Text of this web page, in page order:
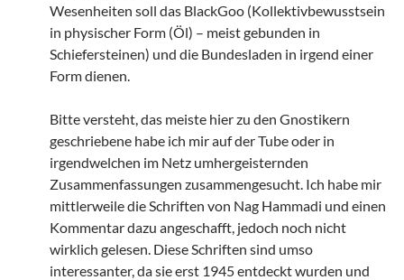
Wesenheiten soll das BlackGoo (Kollektivbewusstsein
in physischer Form (Öl) – meist gebunden in
Schiefersteinen) und die Bundesladen in irgend einer
Form dienen.
Bitte versteht, das meiste hier zu den Gnostikern
geschriebene habe ich mir auf der Tube oder in
irgendwelchen im Netz umhergeisternden
Zusammenfassungen zusammengesucht. Ich habe mir
mittlerweile die Schriften von Nag Hammadi und einen
Kommentar dazu angeschafft, jedoch noch nicht
wirklich gelesen. Diese Schriften sind umso
interessanter, da sie erst 1945 entdeckt wurden und